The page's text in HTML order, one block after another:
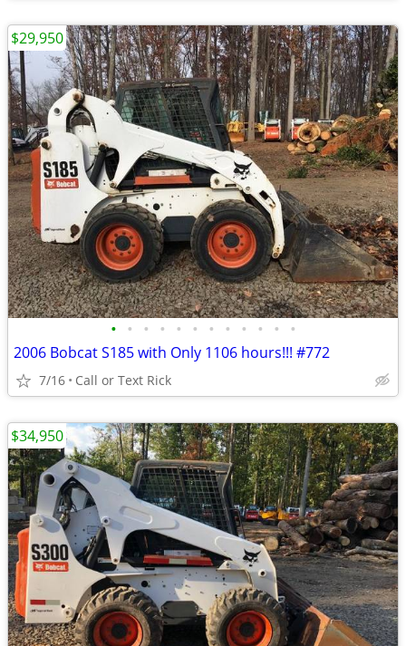
• • • • • • • • • • • •
2006 Bobcat S185 with Only 1106 hours!!! #772
7/16 Call or Text Rick
$29,950
$34,950